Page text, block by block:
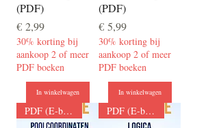
(PDF)
Prijs
€ 2,99
30% korting bij
aankoop 2 of meer
PDF boeken
In winkelwagen
(PDF)
Prijs
€ 5,99
30% korting bij
aankoop 2 of meer
PDF boeken
In winkelwagen
PDF (E-boek) PDF (E-boek)